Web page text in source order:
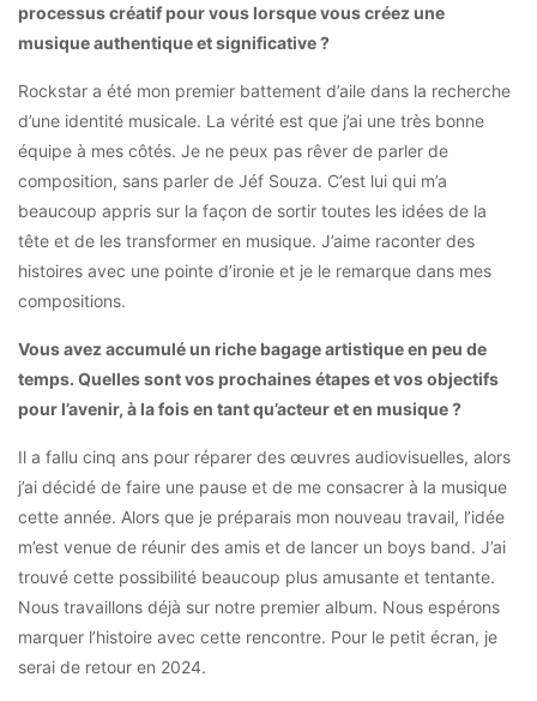
processus créatif pour vous lorsque vous créez une
musique authentique et significative ?
Rockstar a été mon premier battement d’aile dans la recherche
d’une identité musicale. La vérité est que j’ai une très bonne
équipe à mes côtés. Je ne peux pas rêver de parler de
composition, sans parler de Jéf Souza. C’est lui qui m’a
beaucoup appris sur la façon de sortir toutes les idées de la
tête et de les transformer en musique. J’aime raconter des
histoires avec une pointe d’ironie et je le remarque dans mes
compositions.
Vous avez accumulé un riche bagage artistique en peu de
temps. Quelles sont vos prochaines étapes et vos objectifs
pour l’avenir, à la fois en tant qu’acteur et en musique ?
Il a fallu cinq ans pour réparer des œuvres audiovisuelles, alors
j’ai décidé de faire une pause et de me consacrer à la musique
cette année. Alors que je préparais mon nouveau travail, l’idée
m’est venue de réunir des amis et de lancer un boys band. J’ai
trouvé cette possibilité beaucoup plus amusante et tentante.
Nous travaillons déjà sur notre premier album. Nous espérons
marquer l’histoire avec cette rencontre. Pour le petit écran, je
serai de retour en 2024.